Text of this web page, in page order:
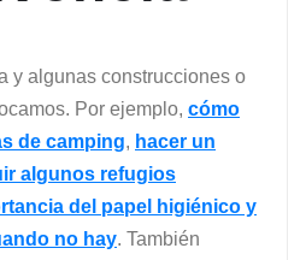
y algunas construcciones o
Por ejemplo, cómo
de camping, hacer un
algunos refugios
del papel higiénico y
no hay. También